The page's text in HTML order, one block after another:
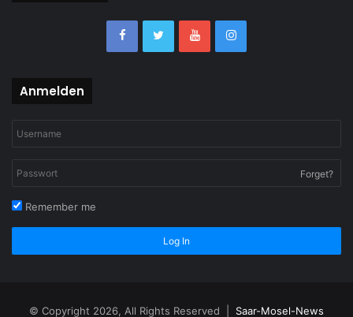
Anmelden
Forget?
Remember me
Log In
© Copyright 2026, All Rights Reserved | Saar-Mosel-News